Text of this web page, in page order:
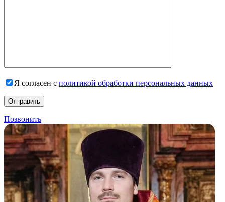
Я согласен с политикой обработки персональных данных
Позвонить